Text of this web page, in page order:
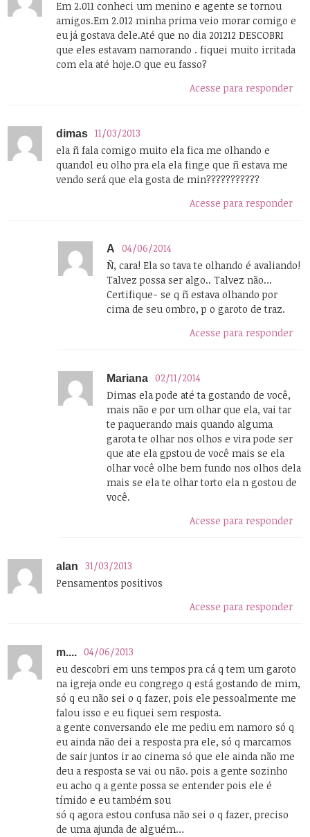
Em 2.011 conheci um menino e agente se tornou
amigos.Em 2.012 minha prima veio morar comigo e
eu já gostava dele.Até que no dia 201212 DESCOBRI
que eles estavam namorando . fiquei muito irritada
com ela até hoje.O que eu fasso?
Acesse para responder
dimas
11/03/2013
ela ñ fala comigo muito ela fica me olhando e
quandol eu olho pra ela ela finge que ñ estava me
vendo será que ela gosta de min???????????
Acesse para responder
A
04/06/2014
Ñ, cara! Ela so tava te olhando é avaliando!
Talvez possa ser algo.. Talvez não…
Certifique- se q ñ estava olhando por
cima de seu ombro, p o garoto de traz.
Acesse para responder
Mariana
02/11/2014
Dimas ela pode até ta gostando de você,
mais não e por um olhar que ela, vai tar
te paquerando mais quando alguma
garota te olhar nos olhos e vira pode ser
que ate ela gpstou de você mais se ela
olhar você olhe bem fundo nos olhos dela
mais se ela te olhar torto ela n gostou de
você.
Acesse para responder
alan
31/03/2013
Pensamentos positivos
Acesse para responder
m....
04/06/2013
eu descobri em uns tempos pra cá q tem um garoto
na igreja onde eu congrego q está gostando de mim,
só q eu não sei o q fazer, pois ele pessoalmente me
falou isso e eu fiquei sem resposta.
a gente conversando ele me pediu em namoro só q
eu ainda não dei a resposta pra ele, só q marcamos
de sair juntos ir ao cinema só que ele ainda não me
deu a resposta se vai ou não. pois a gente sozinho
eu acho q a gente possa se entender pois ele é
tímido e eu também sou
só q agora estou confusa não sei o q fazer, preciso
de uma ajunda de alguém…